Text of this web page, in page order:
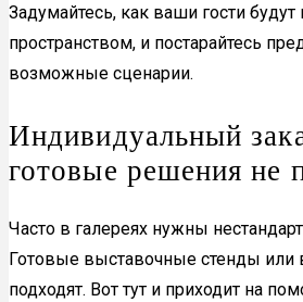
Задумайтесь, как ваши гости
пространством, и постарайтесь
возможные сценарии.
Индивидуальный
готовые решения не
Часто в галереях нужны
Готовые выставочные стенды или
подходят. Вот тут и приходит на